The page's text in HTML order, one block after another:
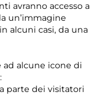
avranno accesso a
un’immagine
alcuni casi, da una
ad alcune icone di
parte dei visitatori